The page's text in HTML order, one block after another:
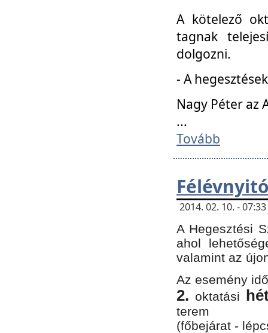
A kötelező
tagnak
dolgozni.
- A
Nagy Péter az
...
Tovább
2014. 02. 10. -
A Hegesztési
ahol
valamint az
Az esemény
2. oktatási
terem
(főbejárat -